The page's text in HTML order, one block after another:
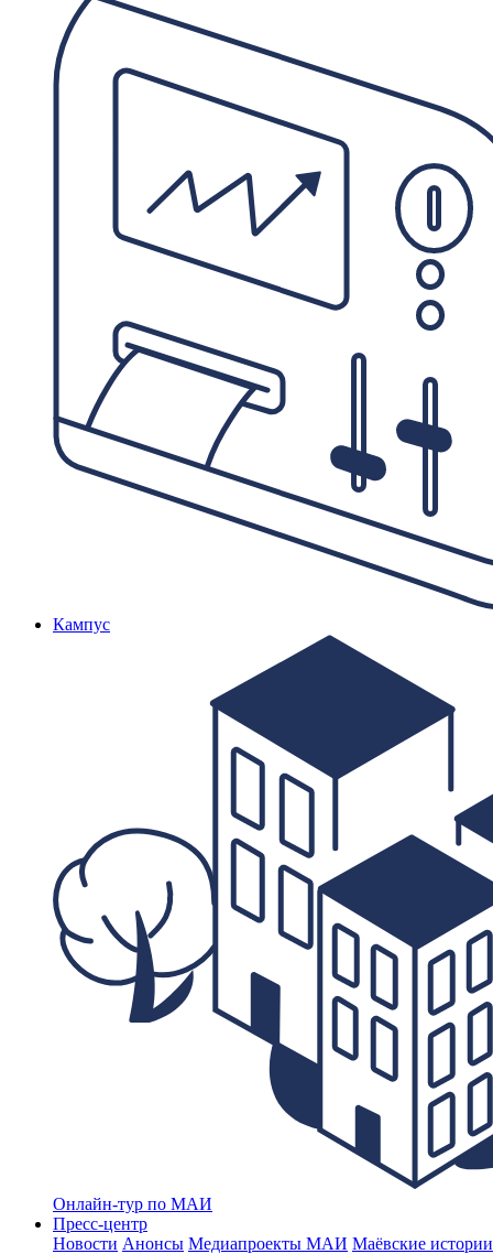
Кампус
Онлайн-тур по МАИ
Пресс-центр
Новости Анонсы Медиапроекты МАИ Маёвские